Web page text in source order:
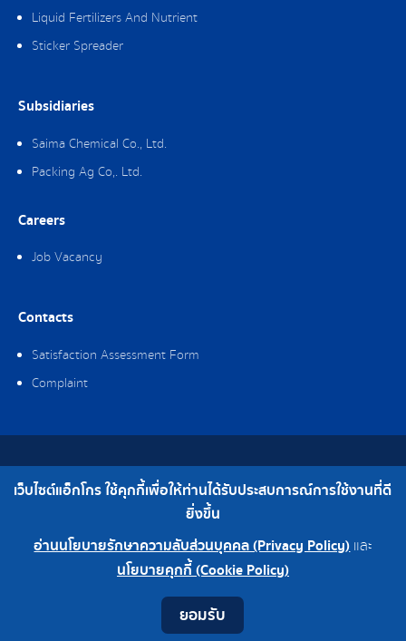
Liquid Fertilizers And Nutrient
Sticker Spreader
Subsidiaries
Saima Chemical Co., Ltd.
Packing Ag Co,. Ltd.
Careers
Job Vacancy
Contacts
Satisfaction Assessment Form
Complaint
Copyright © 2019 Ag-gro (Thailand) Co., Ltd. All Rights Reserved.
Telephone : 0-2308-2102 | Fax : 0-2308-2487
เว็บไซต์แอ็กโกร ใช้คุกกี้เพื่อให้ท่านได้รับประสบการณ์การใช้งานที่ดี
ยิ่งขึ้น
อ่านนโยบายรักษาความลับส่วนบุคคล (Privacy Policy) และ
นโยบายคุกกี้ (Cookie Policy)
ยอมรับ
0-2308-2102
Factory 0-2324-0515-6
ContactYoutube
LINE